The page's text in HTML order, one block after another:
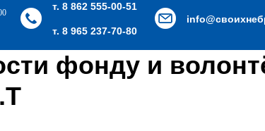
т. 8 862 555-00-51
т. 8 965 237-70-80
фонду и